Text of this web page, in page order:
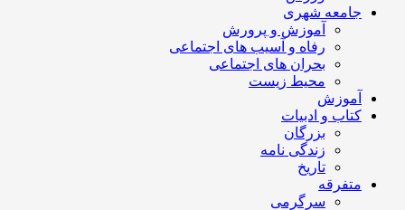
تهران
جامعه شهری
آموزش و پرورش
رفاه و آسیب های اجتماعی
بحران های اجتماعی
محیط زیست
آموزش
کتاب و ادبیات
بزرگان
زندگی نامه
تاریخ
متفرقه
سرگرمی